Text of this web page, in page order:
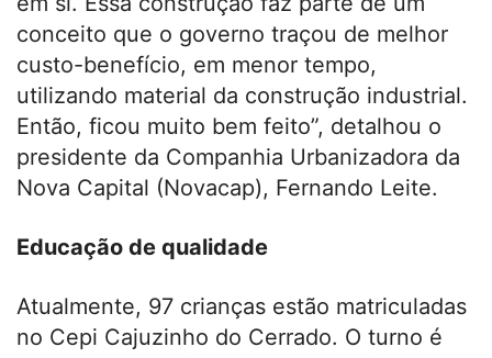
conceito que o governo traçou de melhor
custo-benefício, em menor tempo,
utilizando material da construção industrial.
Então, ficou muito bem feito”, detalhou o
presidente da Companhia Urbanizadora da
Nova Capital (Novacap), Fernando Leite.
Educação de qualidade
Atualmente, 97 crianças estão matriculadas
no Cepi Cajuzinho do Cerrado. O turno é